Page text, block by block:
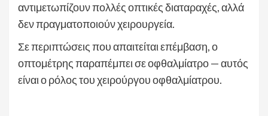
αντιμετωπίζουν πολλές οπτικές διαταραχές, αλλά
δεν πραγματοποιούν χειρουργεία.
Σε περιπτώσεις που απαιτείται επέμβαση, ο
οπτομέτρης παραπέμπει σε οφθαλμίατρο — αυτός
είναι ο ρόλος του χειρούργου οφθαλμίατρου.